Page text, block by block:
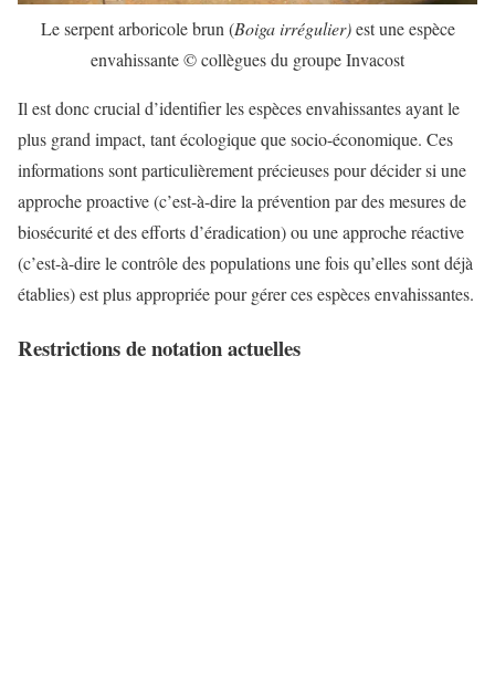
Le serpent arboricole brun (Boiga irrégulier)est une espèce
envahissante © collègues du groupe Invacost
Il est donc crucial d’identifier les espèces envahissantes ayant le
plus grand impact, tant écologique que socio-économique. Ces
informations sont particulièrement précieuses pour décider si une
approche proactive (c’est-à-dire la prévention par des mesures de
biosécurité et des efforts d’éradication) ou une approche réactive
(c’est-à-dire le contrôle des populations une fois qu’elles sont déjà
établies) est plus appropriée pour gérer ces espèces envahissantes.
Restrictions de notation actuelles